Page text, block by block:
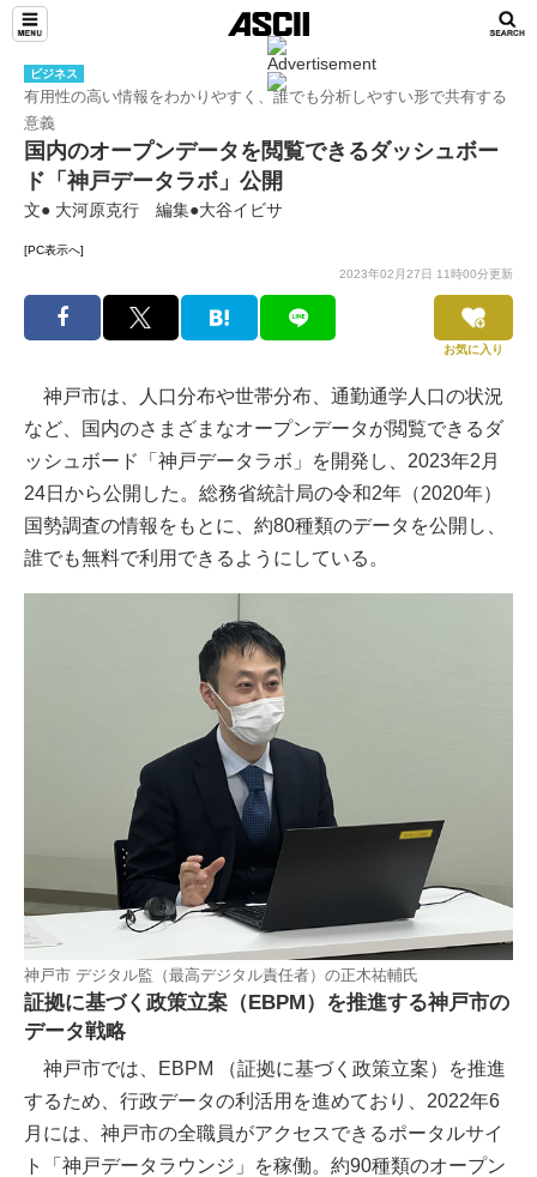
ビジネス
有用性の高い情報をわかりやすく、誰でも分析しやすい形で共有する
意義
国内のオープンデータを閲覧できるダッシュボー
ド「神戸データラボ」公開
文● 大河原克行 編集●大谷イビサ
[PC表示へ]
2023年02月27日 11時00分更新
お気に入り
神戸市は、人口分布や世帯分布、通勤通学人口の状況
など、国内のさまざまなオープンデータが閲覧できるダ
ッシュボード「神戸データラボ」を開発し、2023年2月
24日から公開した。総務省統計局の令和2年（2020年）
国勢調査の情報をもとに、約80種類のデータを公開し、
誰でも無料で利用できるようにしている。
神戸市 デジタル監（最高デジタル責任者）の正木祐輔氏
証拠に基づく政策立案（EBPM）を推進する神戸市の
データ戦略
神戸市では、EBPM （証拠に基づく政策立案）を推進
するため、行政データの利活用を進めており、2022年6
月には、神戸市の全職員がアクセスできるポータルサイ
ト「神戸データラウンジ」を稼働。約90種類のオープン